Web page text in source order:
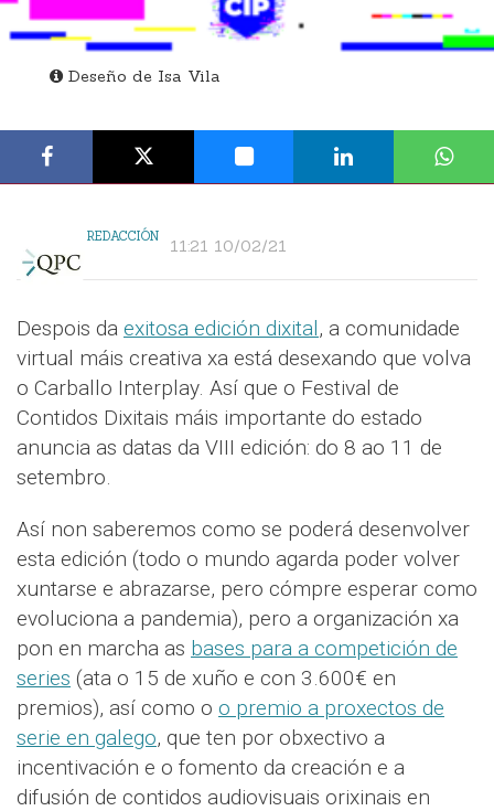
Deseño de Isa Vila
REDACCIÓN 11:21 10/02/21
Despois da exitosa edición dixital, a comunidade
virtual máis creativa xa está desexando que volva
o Carballo Interplay. Así que o Festival de
Contidos Dixitais máis importante do estado
anuncia as datas da VIII edición: do 8 ao 11 de
setembro.
Así non saberemos como se poderá desenvolver
esta edición (todo o mundo agarda poder volver
xuntarse e abrazarse, pero cómpre esperar como
evoluciona a pandemia), pero a organización xa
pon en marcha as bases para a competición de
series (ata o 15 de xuño e con 3.600€ en
premios), así como o o premio a proxectos de
serie en galego, que ten por obxectivo a
incentivación e o fomento da creación e a
difusión de contidos audiovisuais orixinais en